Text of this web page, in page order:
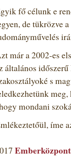
fő célunk e
de tükrözve
már a 2002-es
általános
s
meg,
mondani
íme